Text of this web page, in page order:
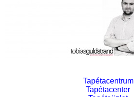
Tapétacentrum
Tapétacenter